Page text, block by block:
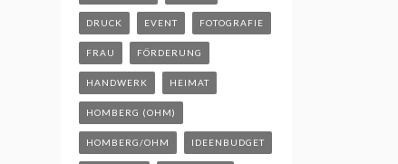
DRUCK EVENT FOTOGRAFIE
FRAU FÖRDERUNG
HANDWERK HEIMAT
HOMBERG (OHM)
HOMBERG/OHM IDEENBUDGET